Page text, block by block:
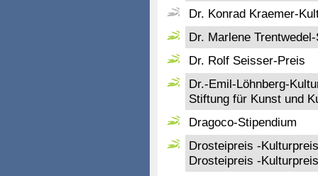
Dr. Konrad Kraemer-
Dr. Marlene
Dr. Rolf Seisser-Preis
Dr.-Emil-Löhnberg-
Stiftung für Kunst und
Dragoco-Stipendium
Drosteipreis -
Drosteipreis -